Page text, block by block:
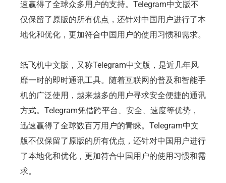
速赢得了全球众多用户的支持。Telegram中文版不
仅保留了原版的所有优点，还针对中国用户进行了本
地化和优化，更加符合中国用户的使用习惯和需求。
纸飞机中文版，又称Telegram中文版，是近几年风
靡一时的即时通讯工具。随着互联网的普及和智能手
机的广泛使用，越来越多的用户寻求安全便捷的通讯
方式。Telegram凭借跨平台、安全、速度等优势，
迅速赢得了全球数百万用户的青睐。Telegram中文
版不仅保留了原版的所有优点，还针对中国用户进行
了本地化和优化，更加符合中国用户的使用习惯和需
求。